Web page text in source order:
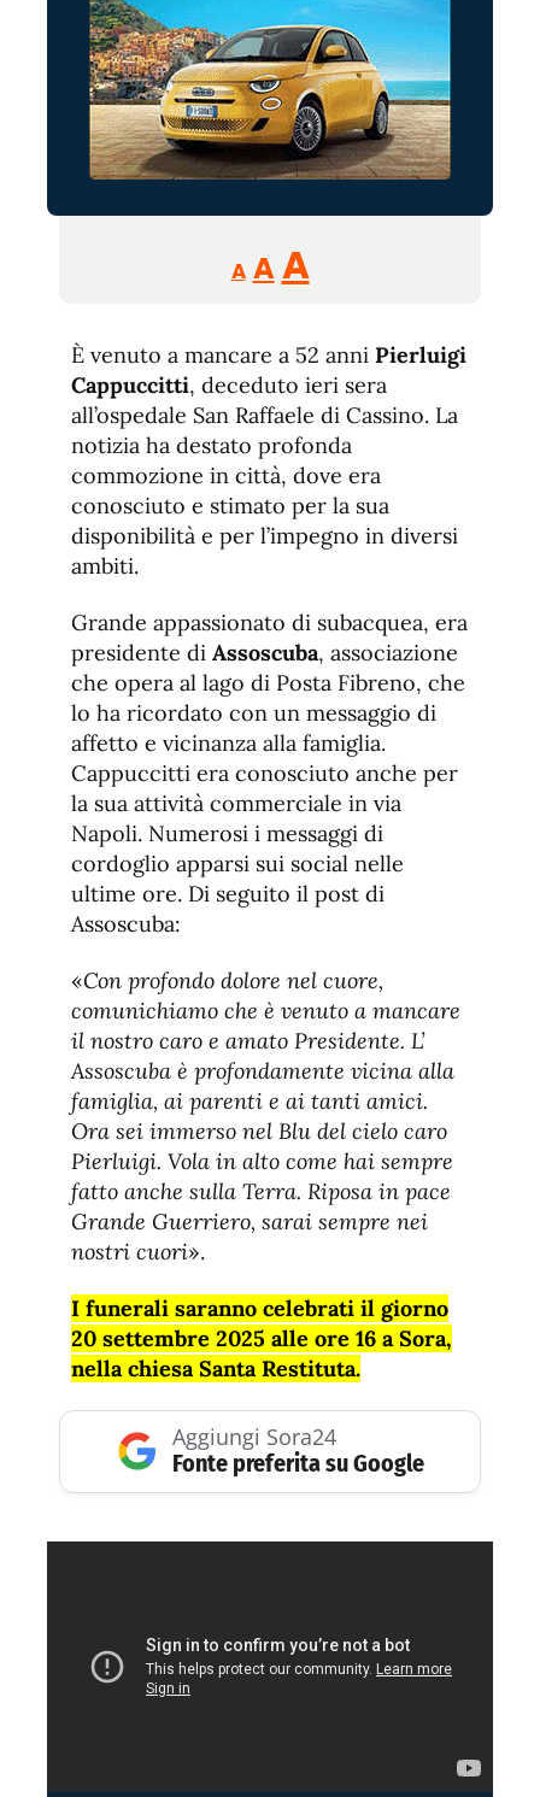
A
Reducir
tamaño
A Restablecer
tamaño
de
fuente
AAumentar
de
fuente.
È venuto a mancare a 52 anni Pierluigi
Cappuccitti, deceduto ieri sera
all’ospedale San Raffaele di Cassino. La
notizia ha destato profonda
commozione in città, dove era
conosciuto e stimato per la sua
disponibilità e per l’impegno in diversi
ambiti.
Grande appassionato di subacquea, era
presidente di Assoscuba, associazione
che opera al lago di Posta Fibreno, che
lo ha ricordato con un messaggio di
affetto e vicinanza alla famiglia.
Cappuccitti era conosciuto anche per
la sua attività commerciale in via
Napoli. Numerosi i messaggi di
cordoglio apparsi sui social nelle
ultime ore. Di seguito il post di
Assoscuba:
«Con profondo dolore nel cuore,
comunichiamo che è venuto a mancare
il nostro caro e amato Presidente. L’
Assoscuba è profondamente vicina alla
famiglia, ai parenti e ai tanti amici.
Ora sei immerso nel Blu del cielo caro
Pierluigi. Vola in alto come hai sempre
fatto anche sulla Terra. Riposa in pace
Grande Guerriero, sarai sempre nei
nostri cuori».
I funerali saranno celebrati il giorno
20 settembre 2025 alle ore 16 a Sora,
nella chiesa Santa Restituta.
Aggiungi Sora24
Fonte preferita su Google